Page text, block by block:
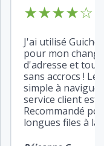
★★★★☆
J'ai utilisé
pour mon
d'adresse et tout
sans accrocs ! Le
simple à
service client est
Recommandé
longues files à la